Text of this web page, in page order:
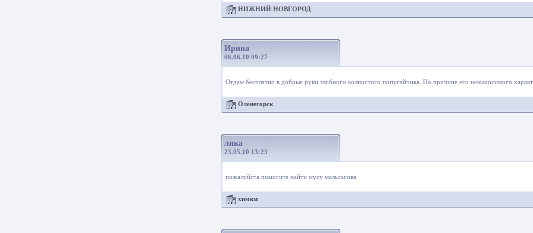
НИЖНИЙ НОВГОРОД
Ирина
06.06.10 09:27
Отдам бесплатно в добрые руки злобного волнистого попугайчика. По причине его невыносимого
Оленегорск
лика
23.05.10 13:23
пожалуйста помогите найти мусу мальсагова
химкм